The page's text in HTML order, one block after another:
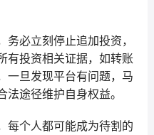
必立刻停止追加投资，
有投资相关证据，如转账
一旦发现平台有问题，马
途径维护自身权益。
每个人都可能成为待割的